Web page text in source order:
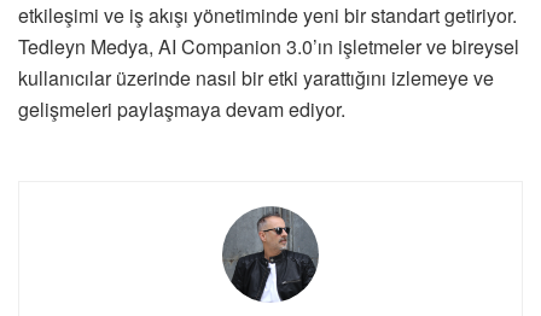
etkileşimi ve iş akışı yönetiminde yeni bir standart getiriyor.
Tedleyn Medya, AI Companion 3.0’ın işletmeler ve bireysel
kullanıcılar üzerinde nasıl bir etki yarattığını izlemeye ve
gelişmeleri paylaşmaya devam ediyor.